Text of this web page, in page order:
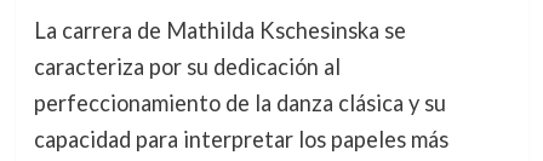
La carrera de Mathilda Kschesinska se
caracteriza por su dedicación al
perfeccionamiento de la danza clásica y su
capacidad para interpretar los papeles más